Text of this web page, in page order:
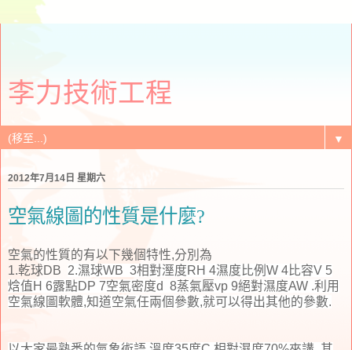
李力技術工程
▼
2012年7月14日 星期六
空氣線圖的性質是什麼?
空氣的性質的有以下幾個特性,分別為
1.乾球DB 2.濕球WB 3相對溼度RH 4濕度比例W 4比容V 5
焓值H 6露點DP 7空氣密度d 8蒸氣壓vp 9絕對濕度AW .利用
空氣線圖軟體,知道空氣任兩個參數,就可以得出其他的參數.